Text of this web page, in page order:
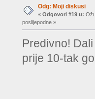
Odg: Moji diskusi
« Odgovori #19 u:
poslijepodne »
Predivno!
prije 10-tak